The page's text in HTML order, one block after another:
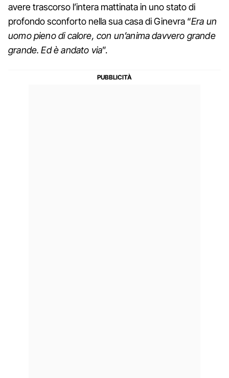
avere trascorso l’intera mattinata in uno stato di
profondo sconforto nella sua casa di Ginevra “Era un
uomo pieno di calore, con un’anima davvero grande
grande. Ed è andato via”.